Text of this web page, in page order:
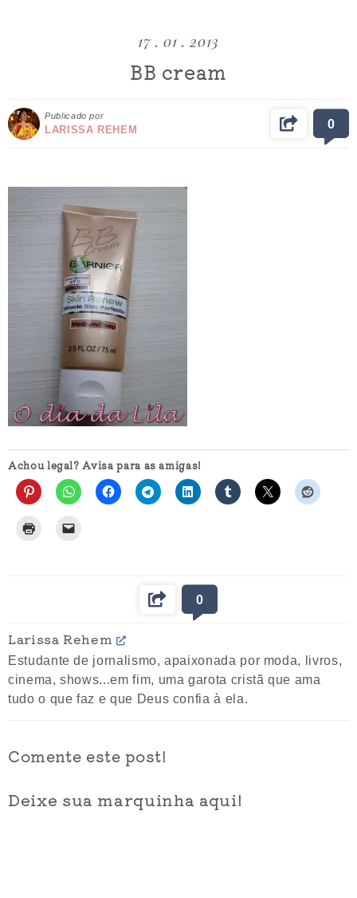
17 . 01 . 2013
BB cream
Publicado por
LARISSA REHEM 0
Achou legal? Avisa para as amigas!
0
Larissa Rehem
Estudante de jornalismo, apaixonada por moda, livros,
cinema, shows...em fim, uma garota cristã que ama
tudo o que faz e que Deus confia à ela.
Comente este post!
Deixe sua marquinha aqui!